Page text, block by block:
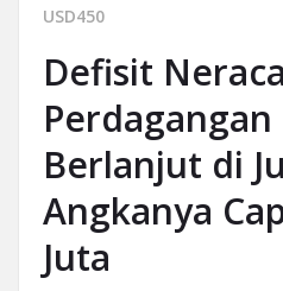
USD450
Defisit Neraca
Berlanjut di
Angkanya
Juta